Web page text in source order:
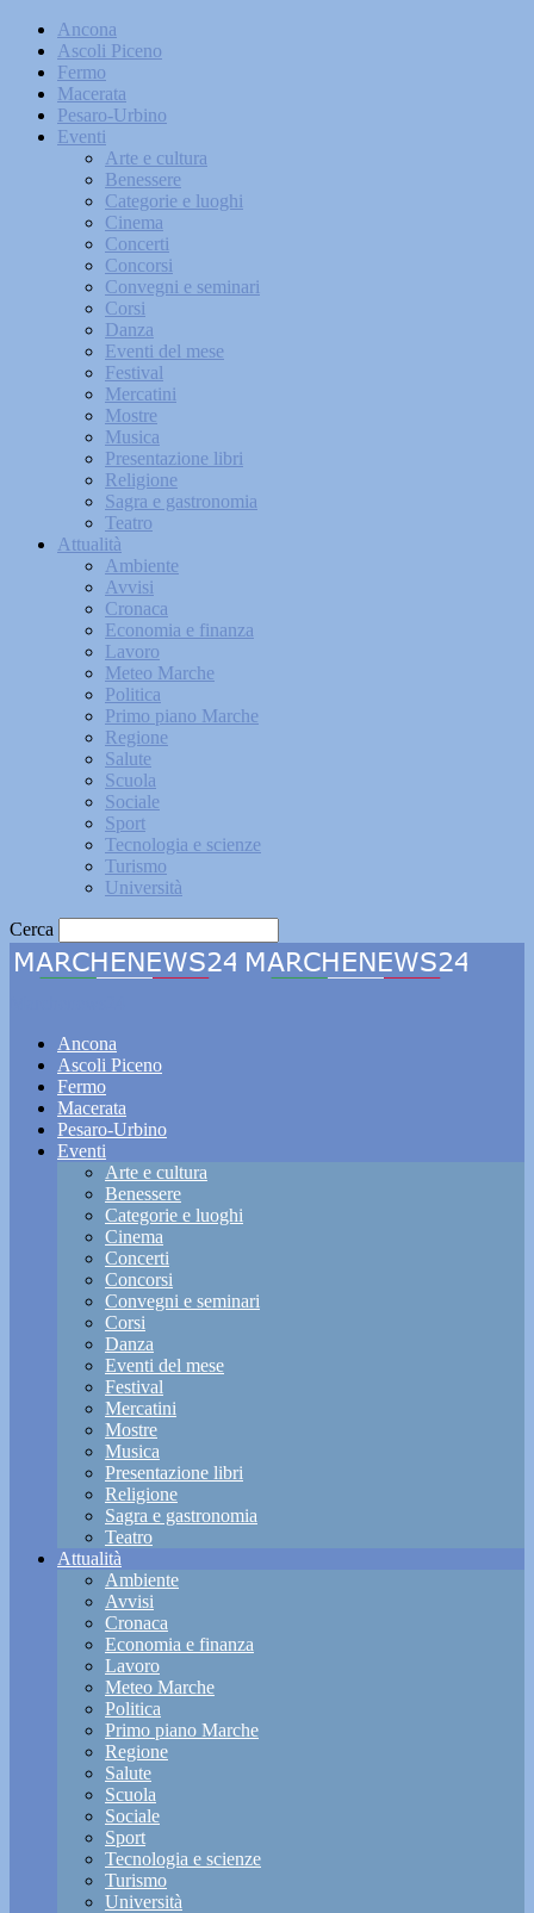
Ancona
Ascoli Piceno
Fermo
Macerata
Pesaro-Urbino
Eventi
Arte e cultura
Benessere
Categorie e luoghi
Cinema
Concerti
Concorsi
Convegni e seminari
Corsi
Danza
Eventi del mese
Festival
Mercatini
Mostre
Musica
Presentazione libri
Religione
Sagra e gastronomia
Teatro
Attualità
Ambiente
Avvisi
Cronaca
Economia e finanza
Lavoro
Meteo Marche
Politica
Primo piano Marche
Regione
Salute
Scuola
Sociale
Sport
Tecnologia e scienze
Turismo
Università
Cerca
Ancona
Ascoli Piceno
Fermo
Macerata
Pesaro-Urbino
Eventi
Arte e cultura
Benessere
Categorie e luoghi
Cinema
Concerti
Concorsi
Convegni e seminari
Corsi
Danza
Eventi del mese
Festival
Mercatini
Mostre
Musica
Presentazione libri
Religione
Sagra e gastronomia
Teatro
Attualità
Ambiente
Avvisi
Cronaca
Economia e finanza
Lavoro
Meteo Marche
Politica
Primo piano Marche
Regione
Salute
Scuola
Sociale
Sport
Tecnologia e scienze
Turismo
Università